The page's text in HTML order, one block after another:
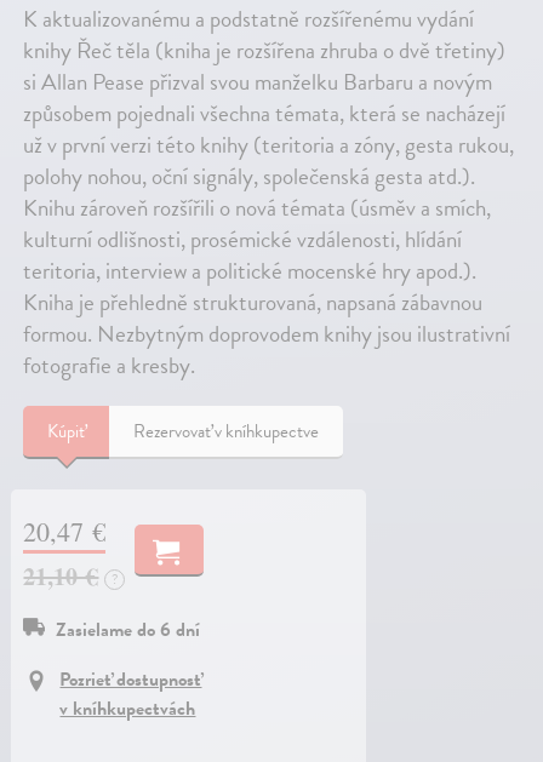
K aktualizovanému a podstatně rozšířenému vydání
knihy Řeč těla (kniha je rozšířena zhruba o dvě třetiny)
si Allan Pease přizval svou manželku Barbaru a novým
způsobem pojednali všechna témata, která se nacházejí
už v první verzi této knihy (teritoria a zóny, gesta rukou,
polohy nohou, oční signály, společenská gesta atd.).
Knihu zároveň rozšířili o nová témata (úsměv a smích,
kulturní odlišnosti, prosémické vzdálenosti, hlídání
teritoria, interview a politické mocenské hry apod.).
Kniha je přehledně strukturovaná, napsaná zábavnou
formou. Nezbytným doprovodem knihy jsou ilustrativní
fotografie a kresby.
Kúpiť Rezervovať v kníhkupectve
20,47 €
21,10 €
?
Zasielame do 6 dní
Pozrieť dostupnosť
v kníhkupectvách